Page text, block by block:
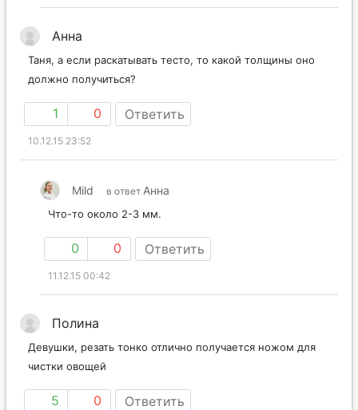
Анна
Таня, а если раскатывать тесто, то какой толщины оно
должно получиться?
1 0 Ответить
10.12.15 23:52
Mild в ответ Анна
Что-то около 2-3 мм.
0 0 Ответить
11.12.15 00:42
Полина
Девушки, резать тонко отлично получается ножом для
чистки овощей
5 0 Ответить